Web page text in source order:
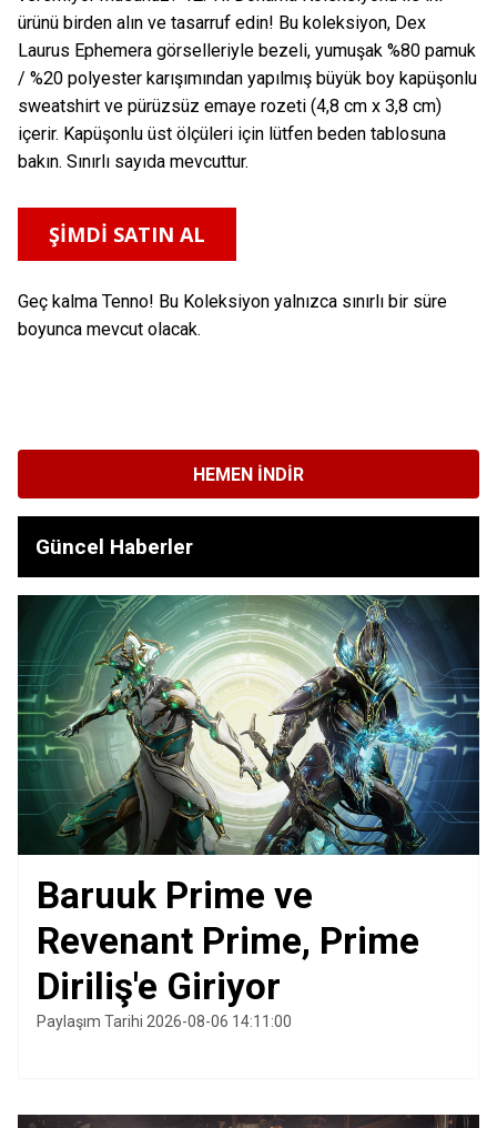
ürünü birden alın ve tasarruf edin! Bu koleksiyon, Dex
Laurus Ephemera görselleriyle bezeli, yumuşak %80 pamuk
/ %20 polyester karışımından yapılmış büyük boy kapüşonlu
sweatshirt ve pürüzsüz emaye rozeti (4,8 cm x 3,8 cm)
içerir. Kapüşonlu üst ölçüleri için lütfen beden tablosuna
bakın. Sınırlı sayıda mevcuttur.
ŞİMDİ SATIN AL
Geç kalma Tenno! Bu Koleksiyon yalnızca sınırlı bir süre
boyunca mevcut olacak.
HEMEN İNDIR
Güncel Haberler
Baruuk Prime ve
Revenant Prime, Prime
Diriliş'e Giriyor
Paylaşım Tarihi 2026-08-06 14:11:00